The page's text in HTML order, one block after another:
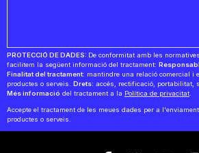
PROTECCIÓ DE DADES: De conformitat amb les
facilitem la següent informació del tractament:
Finalitat del tractament: mantindre una relació comercial i
productes o serveis. Drets: accés, rectificació, portabilitat,
Més informació del tractament a la Política de privacitat
Accepte el tractament de les meues dades per a
productes o serveis.